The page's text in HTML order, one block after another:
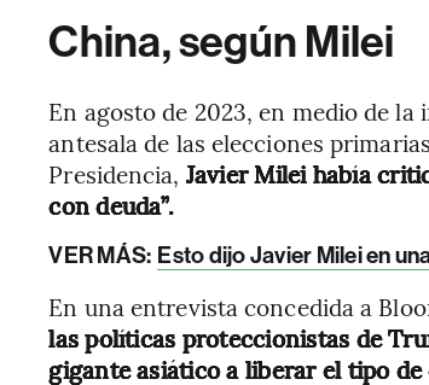
China, según Milei
En agosto de 2023, en medio de
antesala de las elecciones
Presidencia, Javier Milei había
con deuda”.
VER MÁS: Esto dijo Javier Milei en
En una entrevista concedida a
las políticas proteccionistas de
gigante asiático a liberar el tipo